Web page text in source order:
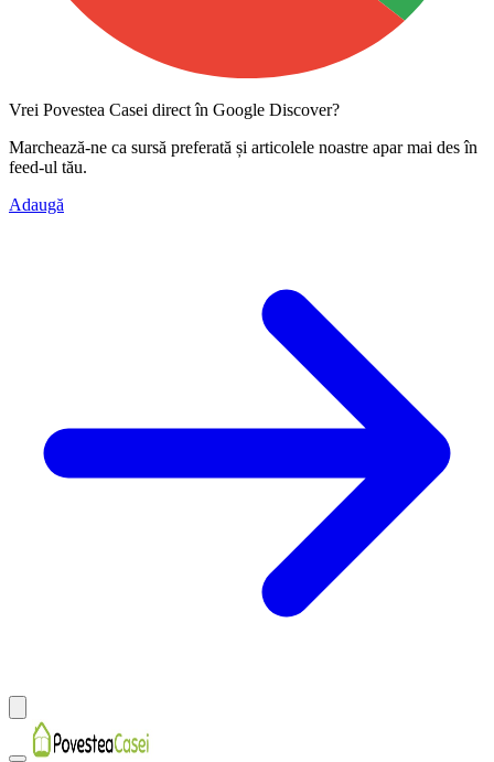
Vrei Povestea Casei direct în Google Discover?
Marchează-ne ca sursă preferată și articolele noastre apar mai des în
feed-ul tău.
Adaugă